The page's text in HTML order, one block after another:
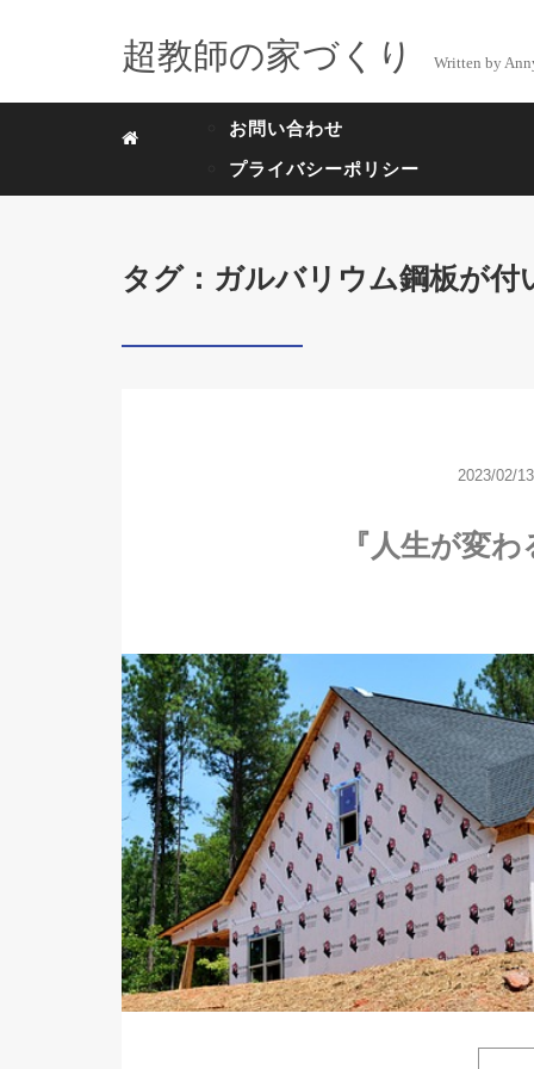
超教師の家づくり Written by
お問い合わせ
プライバシーポリシー
タグ：ガルバリウム鋼板が付
2023/02/13
『人生が変